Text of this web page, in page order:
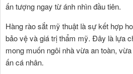
ấn tượng ngay từ ánh nhìn đầu tiên.
Hàng rào sắt mỹ thuật là sự kết hợp
bảo vệ và giá trị thẩm mỹ. Đây là lựa
mong muốn ngôi nhà vừa an toàn,
ấn cá nhân.